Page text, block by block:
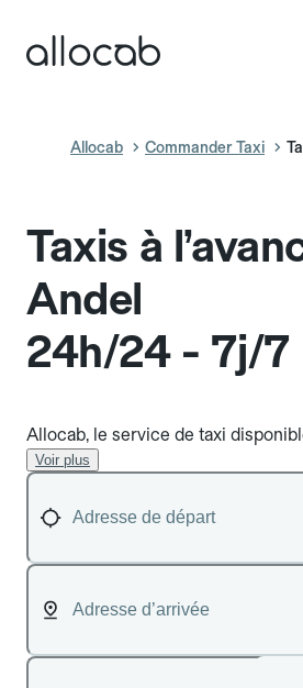
Allocab Commander Taxi
Taxis à
Andel
24h/24 - 7j/7
Allocab, le service de taxi
Voir plus